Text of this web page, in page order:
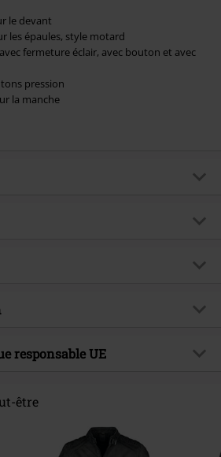
le devant
les épaules, style motard
fermeture éclair, avec bouton et avec
pression
la manche
Fermeture zippée
100% Cuir
Doublure manches : 100 % coton
responsable UE
être